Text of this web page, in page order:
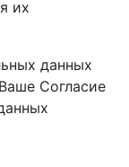
их
данных
Согласие